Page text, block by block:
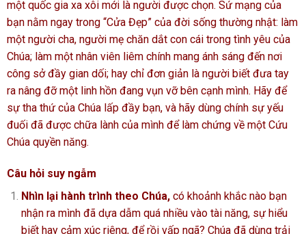
một quốc gia xa xôi mới là người được chọn. Sứ mạng của
bạn nằm ngay trong “Cửa Đẹp” của đời sống thường nhật: làm
một người cha, người mẹ chăn dắt con cái trong tình yêu của
Chúa; làm một nhân viên liêm chính mang ánh sáng đến nơi
công sở đầy gian dối; hay chỉ đơn giản là người biết đưa tay
ra nâng đỡ một linh hồn đang vụn vỡ bên cạnh mình. Hãy để
sự tha thứ của Chúa lấp đầy bạn, và hãy dùng chính sự yếu
đuối đã được chữa lành của mình để làm chứng về một Cứu
Chúa quyền năng.
Câu hỏi suy ngẫm
Nhìn lại hành trình theo Chúa,có khoảnh khắc nào bạn
nhận ra mình đã dựa dẫm quá nhiều vào tài năng, sự hiểu
biết hay cảm xúc riêng, để rồi vấp ngã? Chúa đã dùng trải